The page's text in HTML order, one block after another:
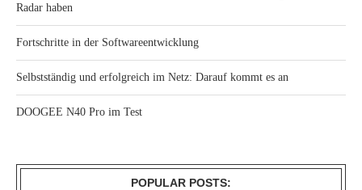
Radar haben
Fortschritte in der Softwareentwicklung
Selbstständig und erfolgreich im Netz: Darauf kommt es an
DOOGEE N40 Pro im Test
POPULAR POSTS: